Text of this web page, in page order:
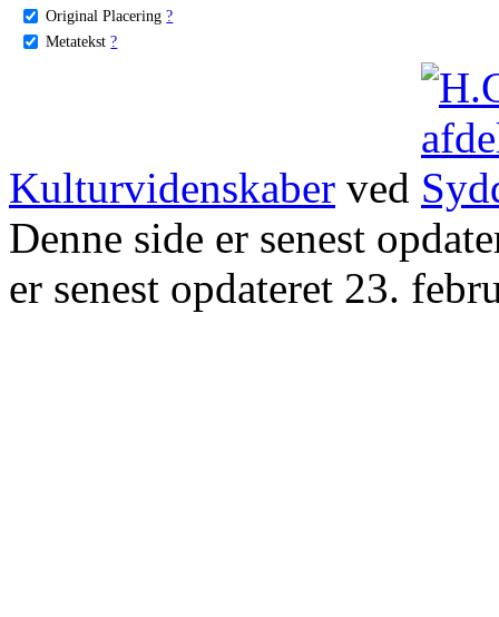
Original Placering ?
Metatekst ?
Kulturvidenskaber ved
Denne side er senest
er senest opdateret 23.